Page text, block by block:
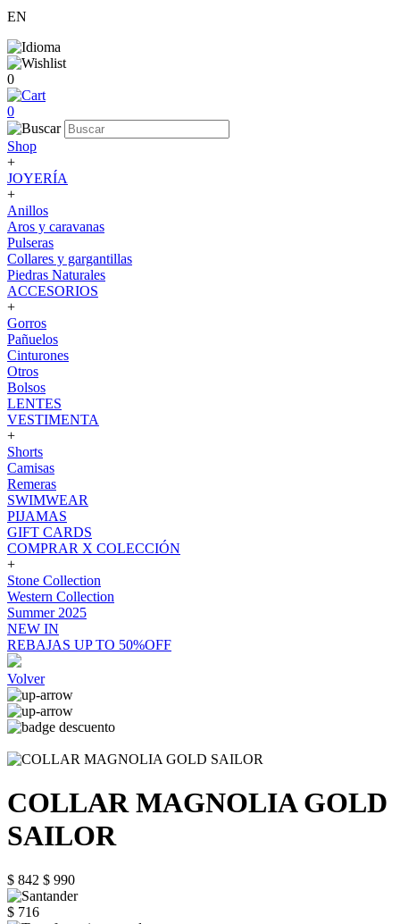
EN
0
0
Shop
+
JOYERÍA
+
Anillos
Aros y caravanas
Pulseras
Collares y gargantillas
Piedras Naturales
ACCESORIOS
+
Gorros
Pañuelos
Cinturones
Otros
Bolsos
LENTES
VESTIMENTA
+
Shorts
Camisas
Remeras
SWIMWEAR
PIJAMAS
GIFT CARDS
COMPRAR X COLECCIÓN
+
Stone Collection
Western Collection
Summer 2025
NEW IN
REBAJAS UP TO 50%OFF
Volver
COLLAR MAGNOLIA GOLD
SAILOR
$ 842 $ 990
$ 716